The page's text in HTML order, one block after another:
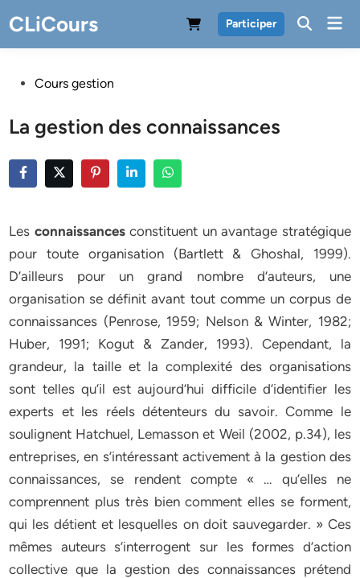
to
content
CLiCours Participer
PostedCours gestion
La gestion des connaissances
Les connaissancesconstituent un avantage stratégique
pour toute organisation (Bartlett & Ghoshal, 1999).
D’ailleurs pour un grand nombre d’auteurs, une
organisation se définit avant tout comme un corpus de
connaissances (Penrose, 1959; Nelson & Winter, 1982;
Huber, 1991; Kogut & Zander, 1993). Cependant, la
grandeur, la taille et la complexité des organisations
sont telles qu’il est aujourd’hui difficile d’identifier les
experts et les réels détenteurs du savoir. Comme le
soulignent Hatchuel, Lemasson et Weil (2002, p.34), les
entreprises, en s’intéressant activement à la gestion des
connaissances, se rendent compte « … qu’elles ne
comprennent plus très bien comment elles se forment,
qui les détient et lesquelles on doit sauvegarder. » Ces
mêmes auteurs s’interrogent sur les formes d’action
collective que la gestion des connaissances prétend